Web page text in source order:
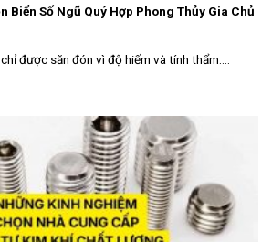
Biển Số Ngũ Quý Hợp Phong Thủy Gia Chủ
được săn đón vì độ hiếm và tính thẩm....